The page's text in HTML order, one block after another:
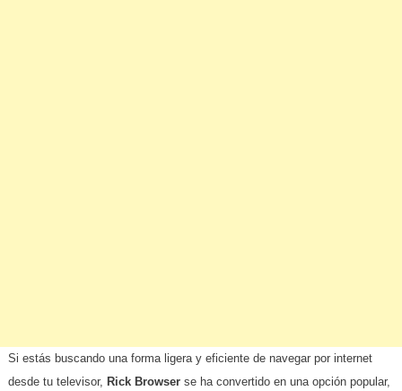
Si estás buscando una forma ligera y eficiente de navegar por internet
desde tu televisor, Rick Browserse ha convertido en una opción popular,